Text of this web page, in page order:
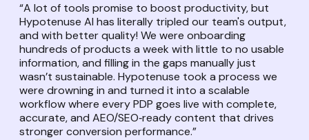
“A lot of tools promise to boost productivity, but
Hypotenuse AI has literally tripled our team's output,
and with better quality! We were onboarding
hundreds of products a week with little to no usable
information, and filling in the gaps manually just
wasn’t sustainable. Hypotenuse took a process we
were drowning in and turned it into a scalable
workflow where every PDP goes live with complete,
accurate, and AEO/SEO‑ready content that drives
stronger conversion performance.”